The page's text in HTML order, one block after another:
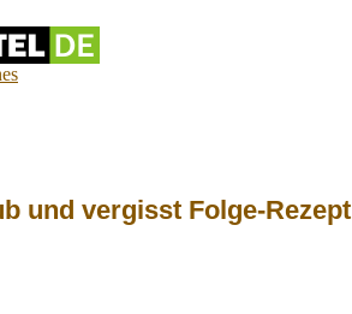
und vergisst Folge-Rezept